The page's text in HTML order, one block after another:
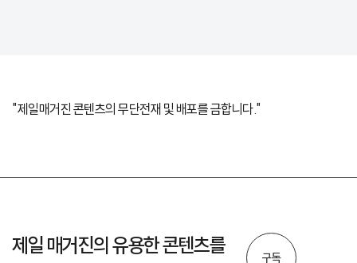
"제일매거진 콘텐츠의 무단전재 및 배포를 금합니다."
제일 매거진의 유용한 콘텐츠를
구독